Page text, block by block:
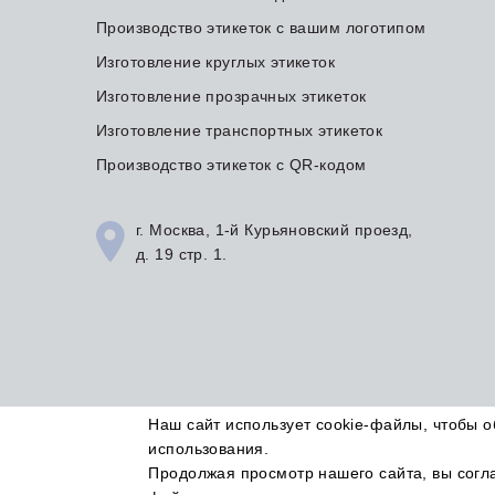
Производство этикеток с вашим логотипом
Изготовление круглых этикеток
Изготовление прозрачных этикеток
Изготовление транспортных этикеток
Производство этикеток с QR-кодом
г. Москва, 1-й Курьяновский проезд,
д. 19 стр. 1.
© Типография Этикетка для Вас
2015-2026 Все права защищены.
Информация, представленная на сайте, не
Наш сайт использует cookie-файлы, чтобы
использования.
Продолжая просмотр нашего сайта, вы